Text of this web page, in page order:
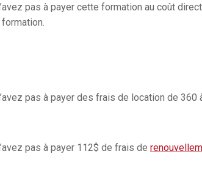
pas à payer cette formation au coût
pas à payer des frais de location de 360
pas à payer 112$ de frais de